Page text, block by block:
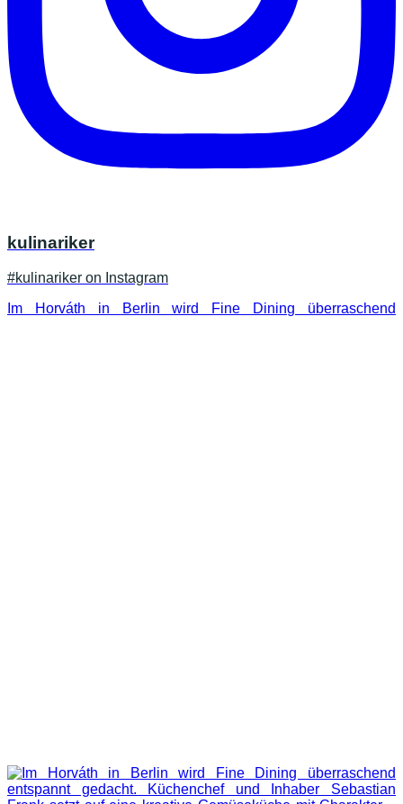
kulinariker
#kulinariker on Instagram
Im Horváth in Berlin wird Fine Dining überraschend